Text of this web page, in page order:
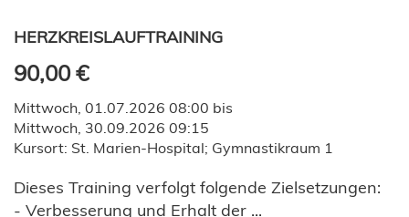
HERZKREISLAUFTRAINING
90,00 €
Mittwoch, 01.07.2026 08:00 bis
Mittwoch, 30.09.2026 09:15
Kursort: St. Marien-Hospital; Gymnastikraum 1
Dieses Training verfolgt folgende Zielsetzungen:
- Verbesserung und Erhalt der ...